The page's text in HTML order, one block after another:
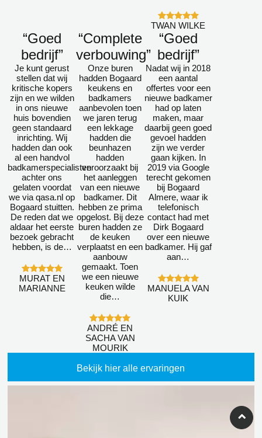
TWAN WILKE
“Goed
bedrijf”
Je kunt gerust
stellen dat wij
kritische kopers
zijn en we wilden
in ons nieuwe
huis bovendien
geen standaard
inrichting. Wij
hadden dan ook
al een handvol
badkamerspecialisten
achter ons
gelaten voordat
we via qasa.nl op
Bogaard stuitten.
De reden dat we
aldaar het eerste
bezoek gebracht
hebben, is de…
MURAT EN
MARIANNE
“Complete
verbouwing”
Onze buren
hadden Bogaard
keukens en
badkamers
aanbevolen toen
we jaren terug
een lekkage
hadden die
beunhazen
hadden
veroorzaakt bij
het aanleggen
van een nieuwe
badkamer. Dit
hebben ze prima
opgelost. Bij deze
buren hadden ze
de keuken
verplaatst en een
aanbouw
gemaakt. Toen
we een nieuwe
keuken wilde
die…
ANDRÉ EN
SACHA VAN
MOURIK
“Goed
bedrijf”
Nadat wij in 2018
een aantal
offertes voor een
nieuwe badkamer
had op laten
maken, maar
daarbij geen goed
gevoel hadden
zijn we verder
gaan kijken. In
2019 via Google
terecht gekomen
bij Bogaard
Almere, waar ik
telefonisch
contact had met
Dirk Bogaard
over een nieuwe
badkamer. Hij gaf
aan…
MANUELA VAN
KUIK
Bekijk hier alle ervaringen